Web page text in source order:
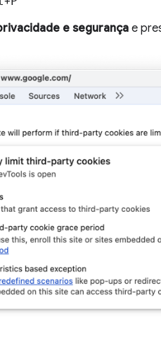
e segurança e